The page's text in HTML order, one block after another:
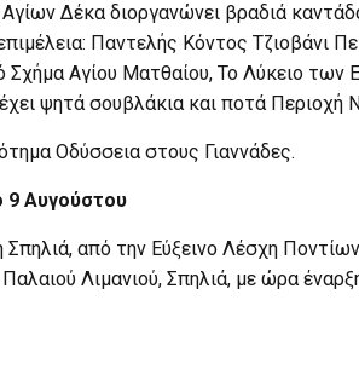
Δέκα διοργανώνει βραδιά
Παντελής Κόντος Τζιοβάνι
Αγίου Ματθαίου, Το Λύκειο των
ψητά σουβλάκια και ποτά Περιοχή
Οδύσσεια στους Γιαννάδες.
9 Αυγούστου
Σπηλιά, από την Εύξεινο Λέσχη
Λιμανιού, Σπηλιά, με ώρα